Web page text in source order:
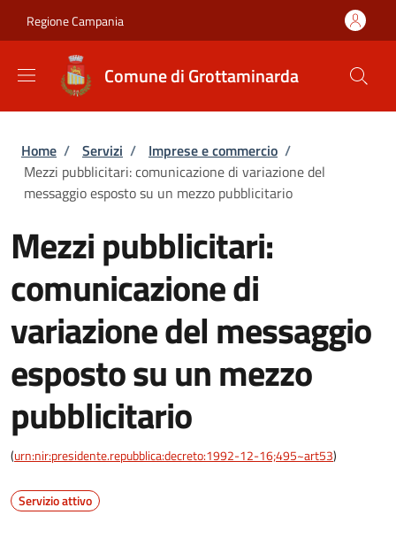
Regione Campania
Comune di Grottaminarda
Briciole di pane
Home / Servizi / Imprese e commercio /
Mezzi pubblicitari: comunicazione di variazione del
messaggio esposto su un mezzo pubblicitario
Mezzi pubblicitari:
comunicazione di
variazione del messaggio
esposto su un mezzo
pubblicitario
(urn:nir:presidente.repubblica:decreto:1992-12-16;495~art53)
Servizio attivo